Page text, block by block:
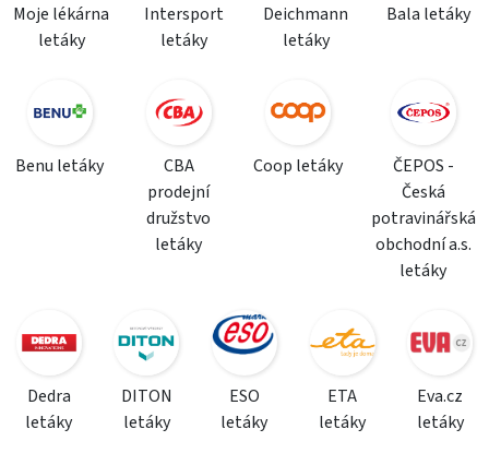
Moje lékárna
letáky
Intersport
letáky
Deichmann
letáky
Bala letáky
Benu letáky
CBA
prodejní
družstvo
letáky
Coop letáky
ČEPOS -
Česká
potravinářská
obchodní a.s.
letáky
Dedra
letáky
DITON
letáky
ESO
letáky
ETA
letáky
Eva.cz
letáky